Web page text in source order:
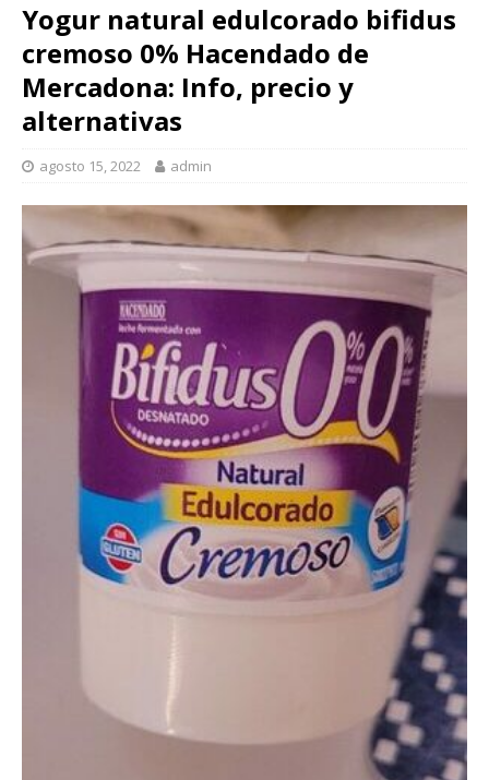
Yogur natural edulcorado bifidus
cremoso 0% Hacendado de
Mercadona: Info, precio y
alternativas
agosto 15, 2022 admin